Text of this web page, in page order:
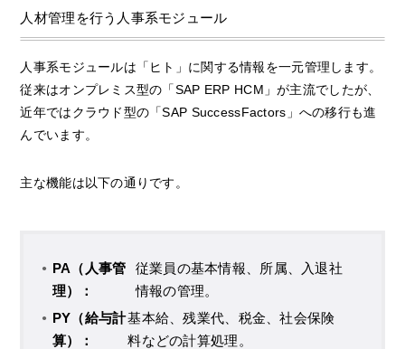
人材管理を行う人事系モジュール
人事系モジュールは「ヒト」に関する情報を一元管理します。
従来はオンプレミス型の「SAP ERP HCM」が主流でしたが、
近年ではクラウド型の「SAP SuccessFactors」への移行も進
んでいます。
主な機能は以下の通りです。
PA（人事管
理）：
従業員の基本情報、所属、入退社
情報の管理。
PY（給与計
算）：
基本給、残業代、税金、社会保険
料などの計算処理。